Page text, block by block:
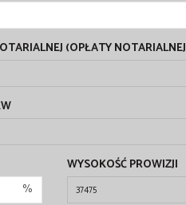
(OPŁATY
%
WYSOKOŚĆ PROWIZJI